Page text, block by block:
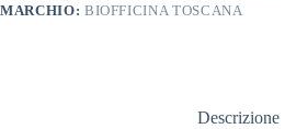
MARCHIO: BIOFFICINA TOSCANA
Descrizione